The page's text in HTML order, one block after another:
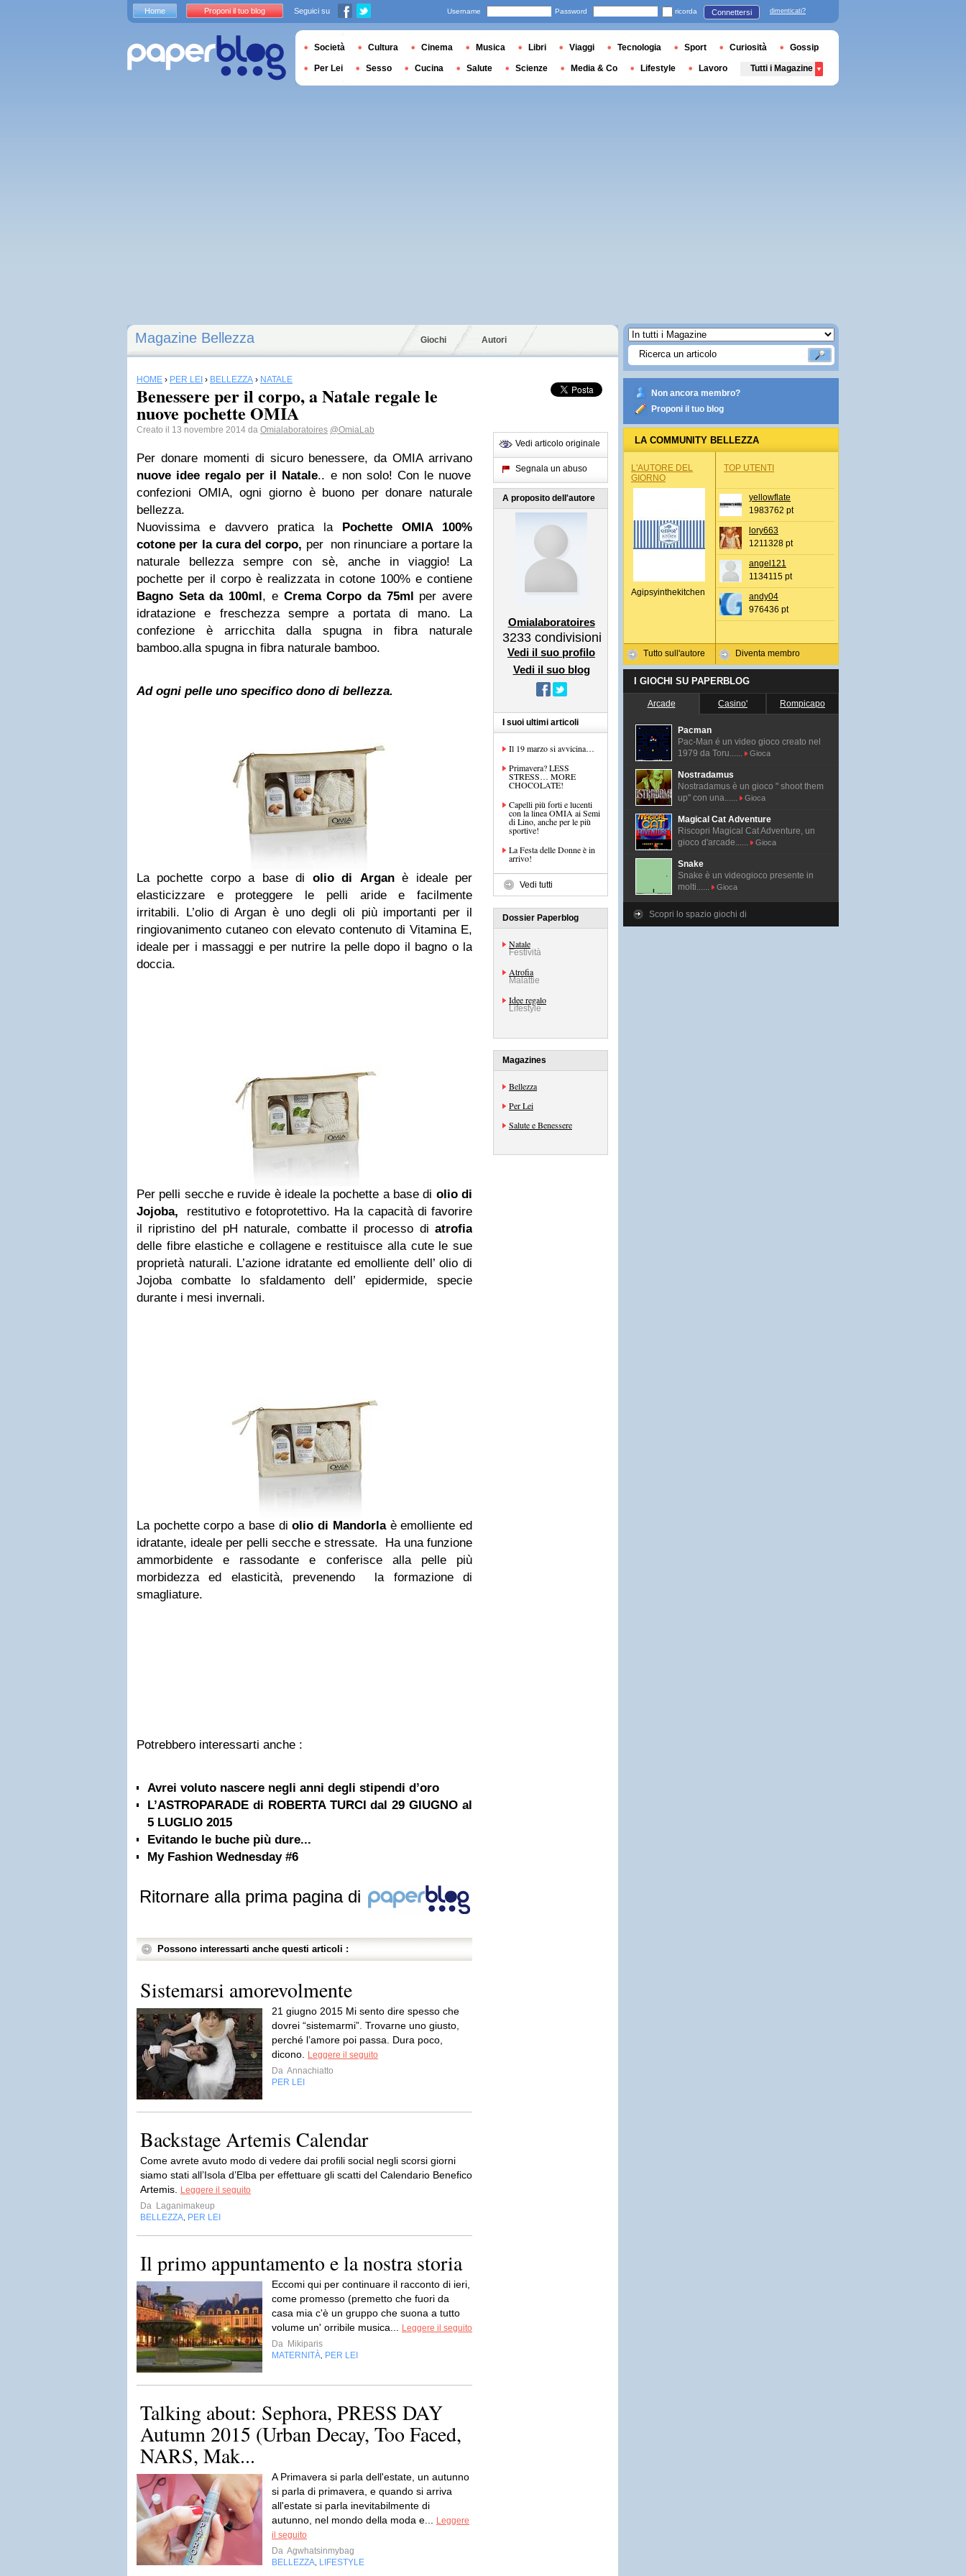
Magazine Bellezza Giochi Autori
HOME › PER LEI › BELLEZZA › NATALE
Benessere per il corpo, a Natale regale le
nuove pochette OMIA
Creato il 13 novembre 2014 da Omialaboratoires @OmiaLab
Per donare momenti di sicuro benessere, da OMIA arrivano
nuove idee regalo per il Natale.. e non solo! Con le nuove
confezioni OMIA, ogni giorno è buono per donare naturale
bellezza.
Nuovissima e davvero pratica la Pochette OMIA 100%
cotone per la cura del corpo, per non rinunciare a portare la
naturale bellezza sempre con sè, anche in viaggio! La
pochette per il corpo è realizzata in cotone 100% e contiene
Bagno Seta da 100ml, e Crema Corpo da 75ml per avere
idratazione e freschezza sempre a portata di mano. La
confezione è arricchita dalla spugna in fibra naturale
bamboo.alla spugna in fibra naturale bamboo.
Ad ogni pelle uno specifico dono di bellezza.
La pochette corpo a base di olio di Arganè ideale per
elasticizzare e proteggere le pelli aride e facilmente
irritabili. L’olio di Argan è uno degli oli più importanti per il
ringiovanimento cutaneo con elevato contenuto di Vitamina E,
ideale per i massaggi e per nutrire la pelle dopo il bagno o la
doccia.
Per pelli secche e ruvide è ideale la pochette a base di olio di
Jojoba,
restitutivo e fotoprotettivo. Ha la capacità di favorire
il ripristino del pH naturale, combatte il processo di atrofia
delle fibre elastiche e collagene e restituisce alla cute le sue
proprietà naturali. L’azione idratante ed emolliente dell’ olio di
Jojoba combatte lo sfaldamento dell’ epidermide, specie
durante i mesi invernali.
La pochette corpo a base di olio di Mandorla è emolliente ed
idratante, ideale per pelli secche e stressate. Ha una funzione
ammorbidente e rassodante e conferisce alla pelle più
morbidezza ed elasticità, prevenendo la formazione di
smagliature.
Potrebbero interessarti anche :
Avrei voluto nascere negli anni degli stipendi d’oro
L’ASTROPARADE di ROBERTA TURCI dal 29 GIUGNO al
5 LUGLIO 2015
Evitando le buche più dure...
My Fashion Wednesday #6
Ritornare alla prima pagina di
Possono interessarti anche questi articoli :
Sistemarsi amorevolmente
21 giugno 2015 Mi sento dire spesso che
dovrei “sistemarmi”. Trovarne uno giusto,
perché l’amore poi passa. Dura poco,
dicono.
Leggere il seguito
Da Annachiatto
PER LEI
Backstage Artemis Calendar
Come avrete avuto modo di vedere dai profili social negli scorsi giorni
siamo stati all’Isola d’Elba per effettuare gli scatti del Calendario Benefico
Artemis.
Leggere il seguito
Da Laganimakeup
BELLEZZA PER LEI
Il primo appuntamento e la nostra storia
Eccomi qui per continuare il racconto di ieri,
come promesso (premetto che fuori da
casa mia c'è un gruppo che suona a tutto
volume un' orribile musica...
Leggere il seguito
Da Mikiparis
MATERNITÀ PER LEI
Talking about: Sephora, PRESS DAY
Autumn 2015 (Urban Decay, Too Faced,
NARS, Mak...
A Primavera si parla dell'estate, un autunno
si parla di primavera, e quando si arriva
all'estate si parla inevitabilmente di
autunno, nel mondo della moda e...
Leggere
il seguito
Da Agwhatsinmybag
BELLEZZA LIFESTYLE
Vedi articolo originale
Segnala un abuso
A proposito dell'autore
Omialaboratoires
3233 condivisioni
Vedi il suo profilo
Vedi il suo blog
I suoi ultimi articoli
Il 19 marzo si avvicina…
Primavera? LESS
STRESS… MORE
CHOCOLATE!
Capelli più forti e lucenti
con la linea OMIA ai Semi
di Lino, anche per le più
sportive!
La Festa delle Donne è in
arrivo!
Vedi tutti
Dossier Paperblog
Natale
Festività
Atrofia
Malattie
Idee regalo
Lifestyle
Magazines
Bellezza
Per Lei
Salute e Benessere
Non ancora membro?
Proponi il tuo blog
LA COMMUNITY BELLEZZA
L'AUTORE DEL
GIORNO
Agipsyinthekitchen
Tutto sull'autore
TOP UTENTI
yellowflate
1983762 pt
lory663
1211328 pt
angel121
1134115 pt
andy04
976436 pt
Diventa membro
I GIOCHI SU PAPERBLOG
Arcade Casino' Rompicapo
Pacman
Pac-Man é un video gioco creato nel
1979 da Toru......
Gioca
Nostradamus
Nostradamus è un gioco " shoot them
up" con una......
Gioca
Magical Cat Adventure
Riscopri Magical Cat Adventure, un
gioco d'arcade......
Gioca
Snake
Snake è un videogioco presente in
molti......
Gioca
Scopri lo spazio giochi di
Home Proponi il tuo blog Seguici su Username Password ricorda Connettersi dimenticati?
Società Cultura Cinema Musica Libri Viaggi Tecnologia Sport Curiosità Gossip
Per Lei Sesso Cucina Salute Scienze Media & Co Lifestyle Lavoro Tutti i Magazine